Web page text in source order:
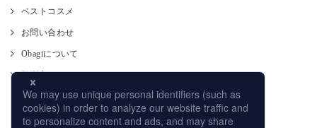
ベストコスメ
お問い合わせ
Obagiについて
肌測定
使い方
CM